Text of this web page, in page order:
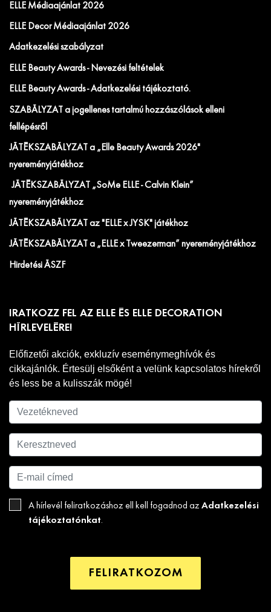
ELLE Médiaajánlat 2026
ELLE Decor Médiaajánlat 2026
Adatkezelési szabályzat
ELLE Beauty Awards - Nevezési feltételek
ELLE Beauty Awards - Adatkezelési tájékoztató.
SZABÁLYZAT a jogellenes tartalmú hozzászólások elleni
fellépésről
JÁTÉKSZABÁLYZAT a „Elle Beauty Awards 2026"
nyereményjátékhoz
JÁTÉKSZABÁLYZAT „SoMe ELLE - Calvin Klein”
nyereményjátékhoz
JÁTÉKSZABÁLYZAT az "ELLE x JYSK" játékhoz
JÁTÉKSZABÁLYZAT a „ELLE x Tweezerman” nyereményjátékhoz
Hirdetési ÁSZF
IRATKOZZ FEL AZ ELLE ÉS ELLE DECORATION
HÍRLEVELÉRE!
Előfizetői akciók, exkluzív eseménymeghívók és
cikkajánlók. Értesülj elsőként a velünk kapcsolatos hírekről
és less be a kulisszák mögé!
A hírlevél feliratkozáshoz ell kell fogadnod az Adatkezelési
tájékoztatónkat.
FELIRATKOZOM